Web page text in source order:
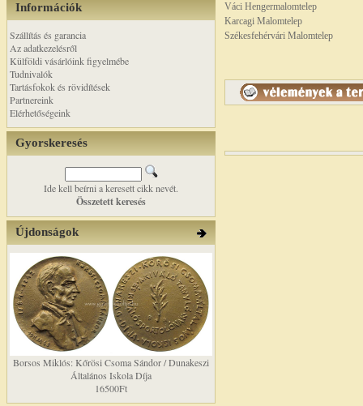
Információk
Szállítás és garancia
Az adatkezelésről
Külföldi vásárlóink figyelmébe
Tudnivalók
Tartásfokok és rövidítések
Partnereink
Elérhetőségeink
Gyorskeresés
Ide kell beírni a keresett cikk nevét.
Összetett keresés
Újdonságok
Borsos Miklós: Kőrösi Csoma Sándor / Dunakeszi
Általános Iskola Díja
16500Ft
Váci Hengermalomtelep
Karcagi Malomtelep
Székesfehérvári Malomtelep